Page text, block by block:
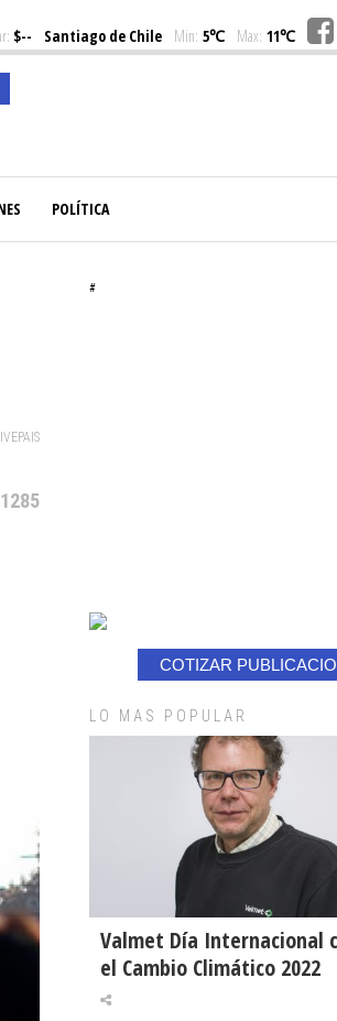
$-- Santiago de Chile Min: 5℃ Max: 11℃
POLÍTICA
#
COTIZAR
LO MAS POPULAR
Valmet Día Internacional
el Cambio Climático 2022